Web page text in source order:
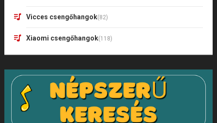
Vicces csengőhangok(82)
Xiaomi csengőhangok(118)